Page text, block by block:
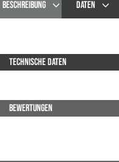
BESCHREIBUNG DATEN
TECHNISCHE DATEN
BEWERTUNGEN